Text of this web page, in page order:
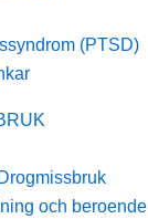
(PTSD)
och beroende